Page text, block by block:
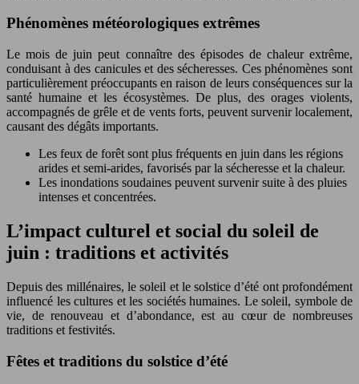
Phénomènes météorologiques extrêmes
Le mois de juin peut connaître des épisodes de chaleur extrême,
conduisant à des canicules et des sécheresses. Ces phénomènes sont
particulièrement préoccupants en raison de leurs conséquences sur la
santé humaine et les écosystèmes. De plus, des orages violents,
accompagnés de grêle et de vents forts, peuvent survenir localement,
causant des dégâts importants.
Les feux de forêt sont plus fréquents en juin dans les régions
arides et semi-arides, favorisés par la sécheresse et la chaleur.
Les inondations soudaines peuvent survenir suite à des pluies
intenses et concentrées.
L’impact culturel et social du soleil de
juin : traditions et activités
Depuis des millénaires, le soleil et le solstice d’été ont profondément
influencé les cultures et les sociétés humaines. Le soleil, symbole de
vie, de renouveau et d’abondance, est au cœur de nombreuses
traditions et festivités.
Fêtes et traditions du solstice d’été